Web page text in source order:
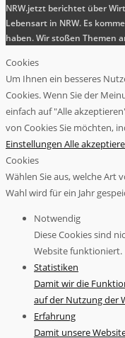
NRW.jetzt berichtet über
Lebensart in NRW. Es
haben. Wir stoßen Themen
Cookies
Um Ihnen ein besseres
Cookies. Wenn Sie der
einfach auf "Alle
von Cookies Sie möchten,
Einstellungen Alle
Cookies
Wählen Sie aus, welche Art
Wahl wird für ein Jahr
Notwendig
Diese Cookies sind
Website funktioniert.
Statistiken
Damit wir die
auf der Nutzung der
Erfahrung
Damit unsere